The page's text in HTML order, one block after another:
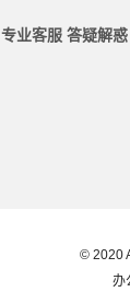
专业客服 答疑解惑
© 2020
办